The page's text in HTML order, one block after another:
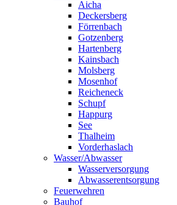
Aicha
Deckersberg
Förrenbach
Gotzenberg
Hartenberg
Kainsbach
Molsberg
Mosenhof
Reicheneck
Schupf
Happurg
See
Thalheim
Vorderhaslach
Wasser/Abwasser
Wasserversorgung
Abwasserentsorgung
Feuerwehren
Bauhof